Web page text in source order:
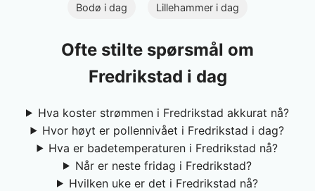
Bodø i dag Lillehammer i dag
Ofte stilte spørsmål om
Fredrikstad i dag
Hva koster strømmen i Fredrikstad akkurat nå?
Hvor høyt er pollennivået i Fredrikstad i dag?
Hva er badetemperaturen i Fredrikstad nå?
Når er neste fridag i Fredrikstad?
Hvilken uke er det i Fredrikstad nå?